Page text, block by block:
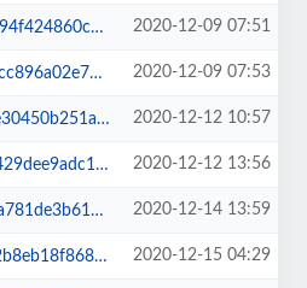
2020-12-09 07:51
2020-12-09 07:53
2020-12-12 10:57
2020-12-12 13:56
2020-12-14 13:59
2020-12-15 04:29